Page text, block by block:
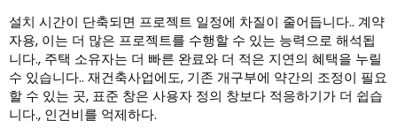
설치 시간이 단축되면 프로젝트 일정에 차질이 줄어듭니다.. 계약
자용, 이는 더 많은 프로젝트를 수행할 수 있는 능력으로 해석됩
니다., 주택 소유자는 더 빠른 완료와 더 적은 지연의 혜택을 누릴
수 있습니다.. 재건축사업에도, 기존 개구부에 약간의 조정이 필요
할 수 있는 곳, 표준 창은 사용자 정의 창보다 적응하기가 더 쉽습
니다., 인건비를 억제하다.